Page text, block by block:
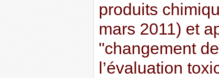
produits
mars 2011) et
"changement
l’évaluation